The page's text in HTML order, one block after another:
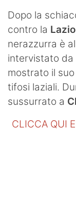
Dopo la
contro la Lazio
nerazzurra è
intervistato da
mostrato il
tifosi laziali.
sussurrato a
CLICCA QUI